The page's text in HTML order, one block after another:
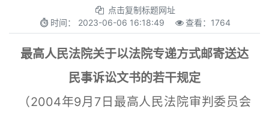
点击复制标题网址
时间： 2023-06-06 16:18:49 查看： 1764
最高人民法院关于以法院专递方式邮寄送达
民事诉讼文书的若干规定
（2004年9月7日最高人民法院审判委员会